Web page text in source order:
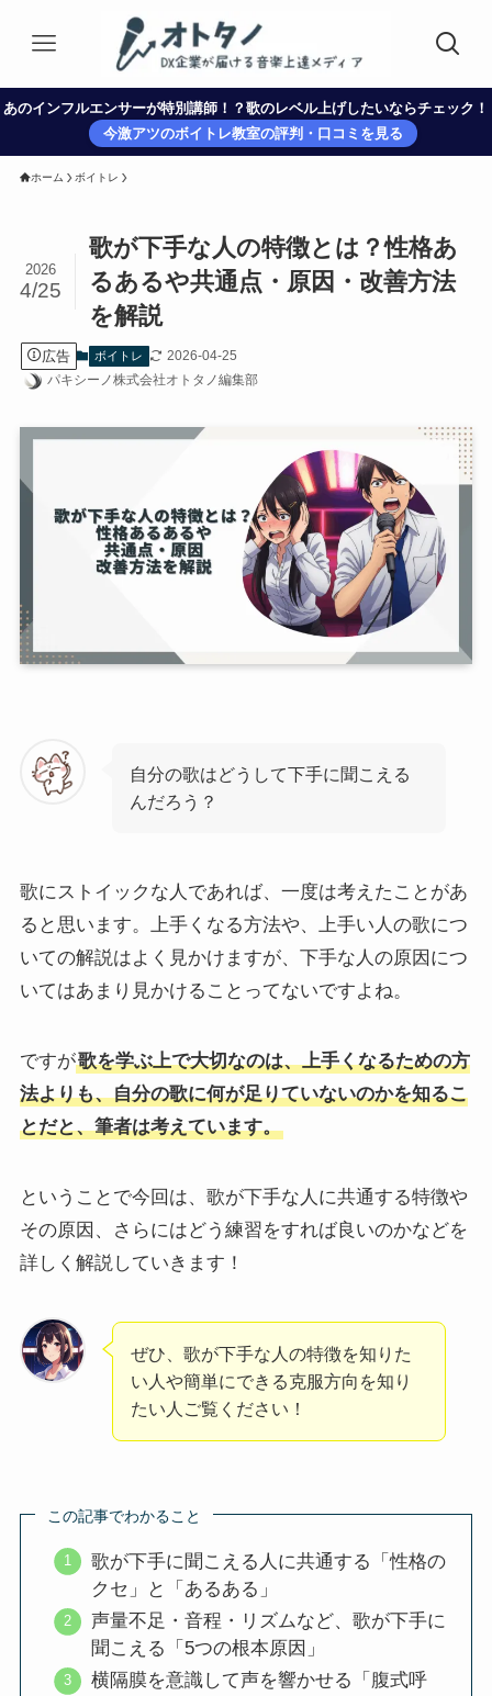
あのインフルエンサーが特別講師！？歌のレベル上げしたいならチェック！
今激アツのボイトレ教室の評判・口コミを見る
ホーム ボイトレ
歌が下手な人の特徴とは？性格あ
るあるや共通点・原因・改善方法
を解説
2026
4/25
広告 ボイトレ
2026-04-25
パキシーノ株式会社オトタノ編集部
自分の歌はどうして下手に聞こえる
んだろう？
歌にストイックな人であれば、一度は考えたことがあ
ると思います。上手くなる方法や、上手い人の歌につ
いての解説はよく見かけますが、下手な人の原因につ
いてはあまり見かけることってないですよね。
ですが歌を学ぶ上で大切なのは、上手くなるための方
法よりも、自分の歌に何が足りていないのかを知るこ
とだと、筆者は考えています。
ということで今回は、歌が下手な人に共通する特徴や
その原因、さらにはどう練習をすれば良いのかなどを
詳しく解説していきます！
ぜひ、歌が下手な人の特徴を知りた
い人や簡単にできる克服方向を知り
たい人ご覧ください！
この記事でわかること
歌が下手に聞こえる人に共通する「性格の
クセ」と「あるある」
声量不足・音程・リズムなど、歌が下手に
聞こえる「5つの根本原因」
横隔膜を意識して声を響かせる「腹式呼